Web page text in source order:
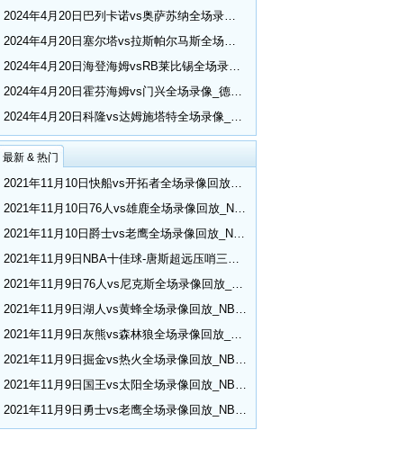
2024年4月20日巴列卡诺vs奥萨苏纳全场录像_西甲第32轮
2024年4月20日塞尔塔vs拉斯帕尔马斯全场录像_西甲第32轮
2024年4月20日海登海姆vsRB莱比锡全场录像_德甲第30轮
2024年4月20日霍芬海姆vs门兴全场录像_德甲第30轮
2024年4月20日科隆vs达姆施塔特全场录像_德甲第30轮
最新 & 热门
2021年11月10日快船vs开拓者全场录像回放_NBA常规赛
2021年11月10日76人vs雄鹿全场录像回放_NBA常规赛
2021年11月10日爵士vs老鹰全场录像回放_NBA常规赛
2021年11月9日NBA十佳球-唐斯超远压哨三分 小乔丹空接隔扣
2021年11月9日76人vs尼克斯全场录像回放_NBA常规赛
2021年11月9日湖人vs黄蜂全场录像回放_NBA常规赛
2021年11月9日灰熊vs森林狼全场录像回放_NBA常规赛
2021年11月9日掘金vs热火全场录像回放_NBA常规赛
2021年11月9日国王vs太阳全场录像回放_NBA常规赛
2021年11月9日勇士vs老鹰全场录像回放_NBA常规赛